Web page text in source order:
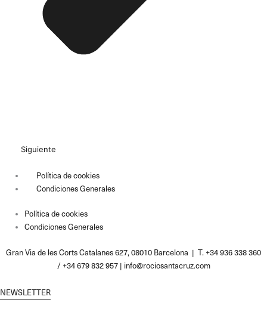
Siguiente
Política de cookies
Condiciones Generales
Política de cookies
Condiciones Generales
Gran Via de les Corts Catalanes 627, 08010 Barcelona | T. +34 936 338 360
/ +34 679 832 957 | info@rociosantacruz.com
NEWSLETTER